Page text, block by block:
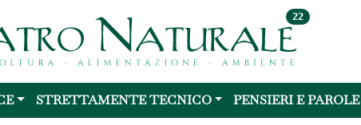
22
STRETTAMENTE TECNICO PENSIERI E PAROLE